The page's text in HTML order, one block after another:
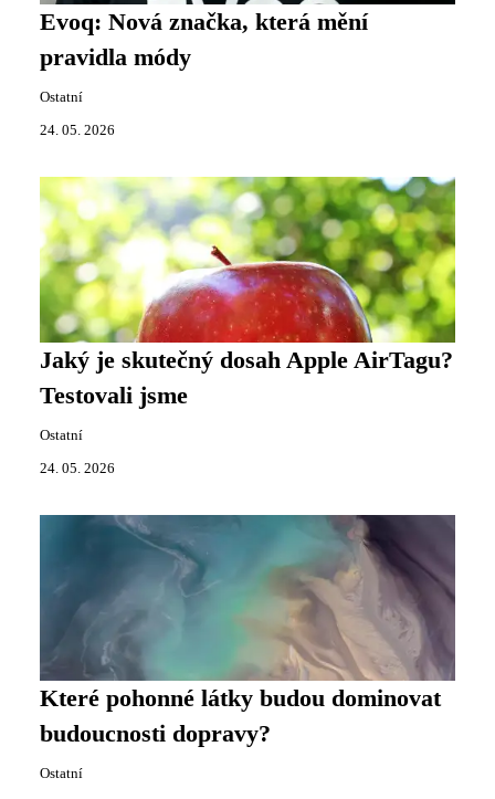
Evoq: Nová značka, která mění
pravidla módy
Ostatní
24. 05. 2026
Jaký je skutečný dosah Apple AirTagu?
Testovali jsme
Ostatní
24. 05. 2026
Které pohonné látky budou dominovat
budoucnosti dopravy?
Ostatní